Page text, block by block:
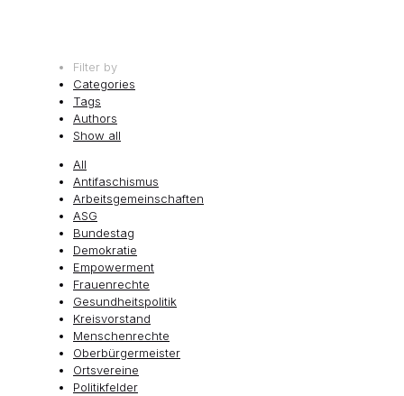
Filter by
Categories
Tags
Authors
Show all
All
Antifaschismus
Arbeitsgemeinschaften
ASG
Bundestag
Demokratie
Empowerment
Frauenrechte
Gesundheitspolitik
Kreisvorstand
Menschenrechte
Oberbürgermeister
Ortsvereine
Politikfelder